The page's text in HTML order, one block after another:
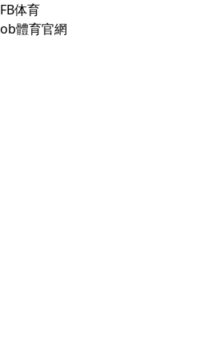
FB体育
ob體育官網